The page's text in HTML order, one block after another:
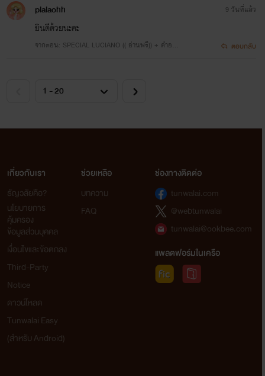
plalaohh
ยินดีด้วยนะคะ
จากตอน: SPECIAL LUCIANO (( อ่านฟรี)) + คำอธิบ
9 วันที่แล้ว
ตอบกลับ
เกี่ยวกับเรา
ธัญวลัยคือ?
นโยบายการ
คุ้มครอง
ข้อมูลส่วนบุคคล
เงื่อนไขและข้อตกลง
Third-Party
Notice
ดาวน์โหลด
Tunwalai Easy
(สำหรับ Android)
ช่วยเหลือ
บทความ
FAQ
ช่องทางติดต่อ
tunwalai.com
@webtunwalai
tunwalai@ookbee.com
แพลตฟอร์มในเครือ